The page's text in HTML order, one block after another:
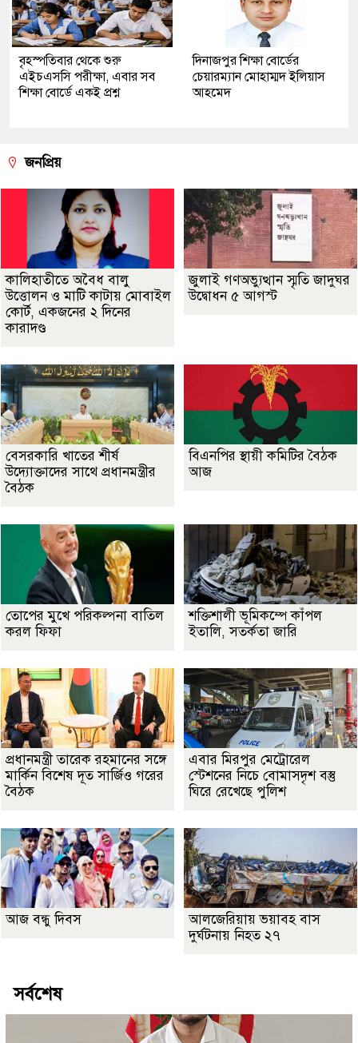
বৃহস্পতিবার থেকে শুরু
এইচএসসি পরীক্ষা, এবার সব
শিক্ষা বোর্ডে একই প্রশ্ন
দিনাজপুর শিক্ষা বোর্ডের
চেয়ারম্যান মোহাম্মদ ইলিয়াস
আহমেদ
জনপ্রিয়
কালিহাতীতে অবৈধ বালু
উত্তোলন ও মাটি কাটায় মোবাইল
কোর্ট, একজনের ২ দিনের
কারাদণ্ড
জুলাই গণঅভ্যুত্থান স্মৃতি জাদুঘর
উদ্বোধন ৫ আগস্ট
বেসরকারি খাতের শীর্ষ
উদ্যোক্তাদের সাথে প্রধানমন্ত্রীর
বৈঠক
বিএনপির স্থায়ী কমিটির বৈঠক
আজ
তোপের মুখে পরিকল্পনা বাতিল
করল ফিফা
শক্তিশালী ভূমিকম্পে কাঁপল
ইতালি, সতর্কতা জারি
প্রধানমন্ত্রী তারেক রহমানের সঙ্গে
মার্কিন বিশেষ দূত সার্জিও গরের
বৈঠক
এবার মিরপুর মেট্রোরেল
স্টেশনের নিচে বোমাসদৃশ বস্তু
ঘিরে রেখেছে পুলিশ
আজ বন্ধু দিবস
আলজেরিয়ায় ভয়াবহ বাস
দুর্ঘটনায় নিহত ২৭
সর্বশেষ